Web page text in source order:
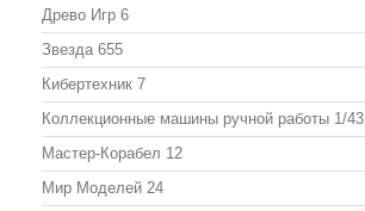
Древо Игр 6
Звезда 655
Кибертехник 7
Коллекционные машины ручной работы 1/43
Мастер-Корабел 12
Мир Моделей 24